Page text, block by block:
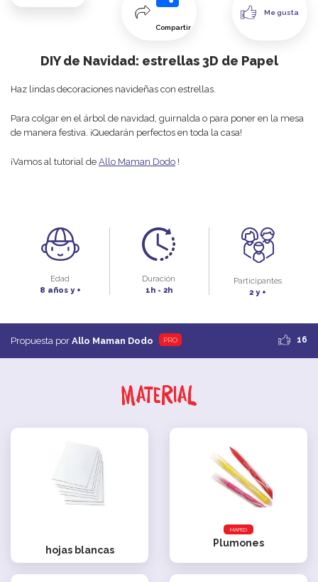
Compartir
Me gusta
DIY de Navidad: estrellas 3D de Papel
Haz lindas decoraciones navideñas con estrellas.
Para colgar en el árbol de navidad, guirnalda o para poner en la mesa
de manera festiva. ¡Quedarán perfectos en toda la casa!
¡Vamos al tutorial de Allo Maman Dodo !
Edad
8 años y +
Duración
1h - 2h
Participantes
2 y +
Propuesta por Allo Maman Dodo PRO 16
Material
hojas blancas
MAPED
Plumones